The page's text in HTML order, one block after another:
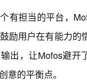
有担当的平台，
励用户在有能力
出，让Mofos避开
意的平衡点。